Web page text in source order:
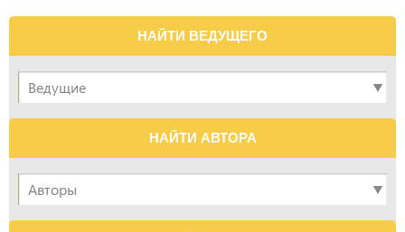
НАЙТИ ВЕДУЩЕГО
НАЙТИ АВТОРА